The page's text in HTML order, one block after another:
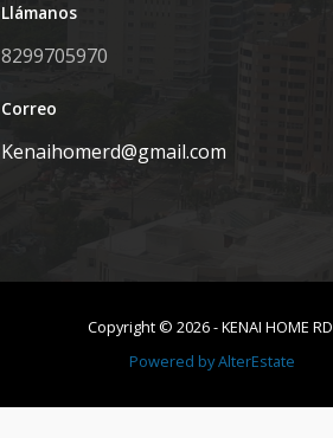
Llámanos
8299705970
Correo
Kenaihomerd@gmail.com
Copyright © 2026-KENAI HOME RD
Powered byAlterEstate